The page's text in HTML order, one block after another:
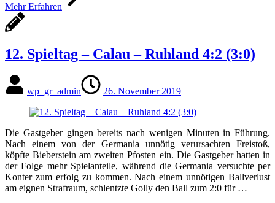
Mehr Erfahren
12. Spieltag – Calau – Ruhland 4:2 (3:0)
wp_gr_admin 26. November 2019
Die Gastgeber gingen bereits nach wenigen Minuten in Führung.
Nach einem von der Germania unnötig verursachten Freistoß,
köpfte Bieberstein am zweiten Pfosten ein. Die Gastgeber hatten in
der Folge mehr Spielanteile, während die Germania versuchte per
Konter zum erfolg zu kommen. Nach einem unnötigen Ballverlust
am eignen Strafraum, schlentzte Golly den Ball zum 2:0 für …